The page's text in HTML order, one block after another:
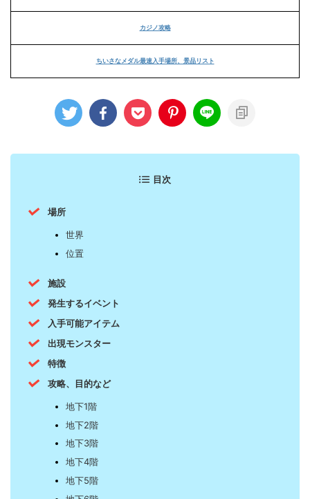
カジノ攻略
ちいさなメダル最速入手場所、景品リスト
目次
場所
世界
位置
施設
発生するイベント
入手可能アイテム
出現モンスター
特徴
攻略、目的など
地下1階
地下2階
地下3階
地下4階
地下5階